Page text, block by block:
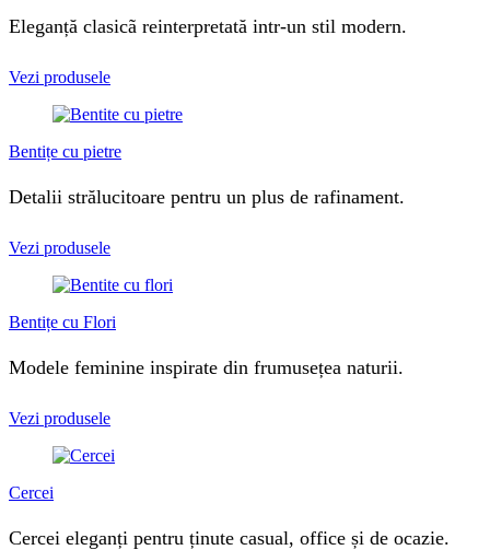
Eleganță clasicã reinterpretată intr-un stil modern.
Vezi produsele
Bentițe cu pietre
Detalii strălucitoare pentru un plus de rafinament.
Vezi produsele
Bentițe cu Flori
Modele feminine inspirate din frumusețea naturii.
Vezi produsele
Cercei
Cercei eleganți pentru ținute casual, office și de ocazie.